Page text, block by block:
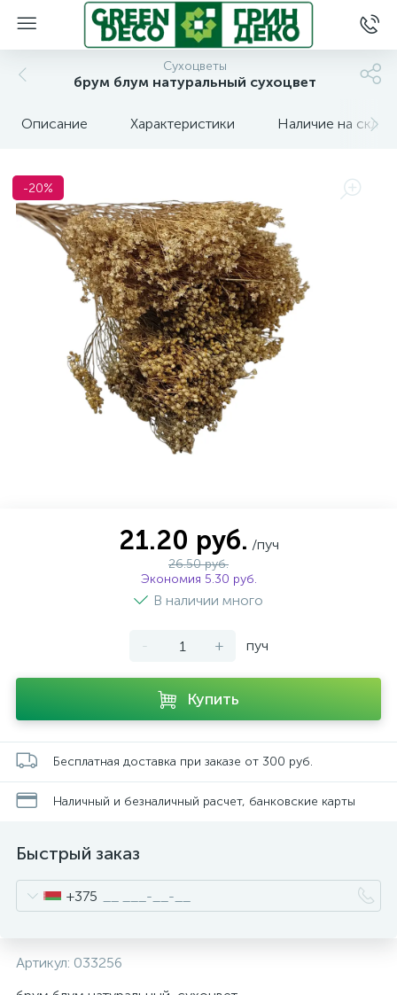
Сухоцветы
брум блум натуральный сухоцвет
Описание Характеристики Наличие на
-20%
21.20 руб. /пуч
26.50 руб.
Экономия 5.30 руб.
В наличии много
- + пуч
Купить
Бесплатная доставка при заказе от 300 руб.
Наличный и безналичный расчет, банковские карты
Быстрый заказ
+375
Артикул: 033256